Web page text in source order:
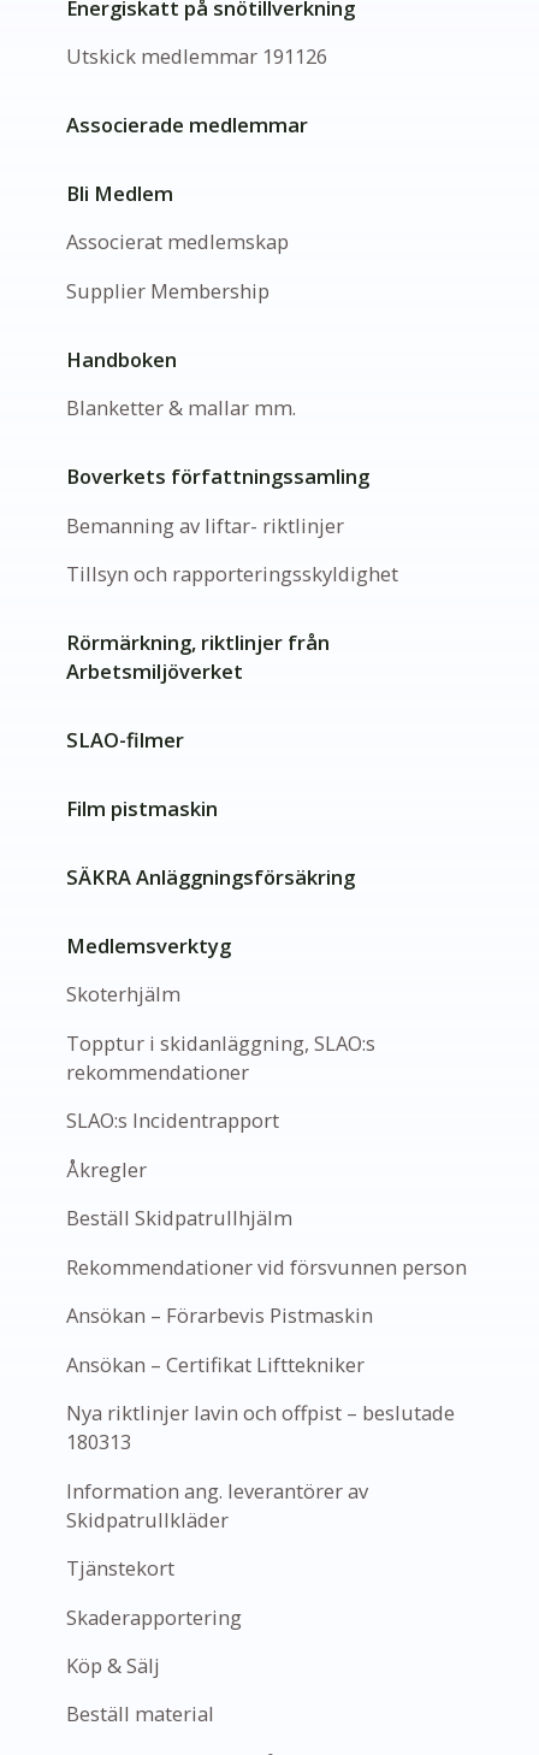
Energiskatt på snötillverkning
Utskick medlemmar 191126
Associerade medlemmar
Bli Medlem
Associerat medlemskap
Supplier Membership
Handboken
Blanketter & mallar mm.
Boverkets författningssamling
Bemanning av liftar- riktlinjer
Tillsyn och rapporteringsskyldighet
Rörmärkning, riktlinjer från
Arbetsmiljöverket
SLAO-filmer
Film pistmaskin
SÄKRA Anläggningsförsäkring
Medlemsverktyg
Skoterhjälm
Topptur i skidanläggning, SLAO:s
rekommendationer
SLAO:s Incidentrapport
Åkregler
Beställ Skidpatrullhjälm
Rekommendationer vid försvunnen person
Ansökan – Förarbevis Pistmaskin
Ansökan – Certifikat Lifttekniker
Nya riktlinjer lavin och offpist – beslutade
180313
Information ang. leverantörer av
Skidpatrullkläder
Tjänstekort
Skaderapportering
Köp & Sälj
Beställ material